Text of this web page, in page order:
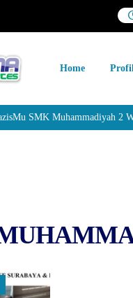
Home
SMK Muhammadiyah 2